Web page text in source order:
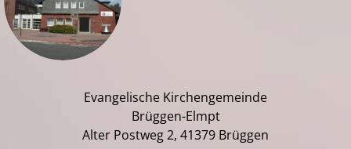
Evangelische Kirchengemeinde
Brüggen-Elmpt
Alter Postweg 2, 41379 Brüggen